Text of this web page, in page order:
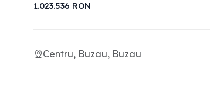
1.023.536 RON
Centru, Buzau, Buzau